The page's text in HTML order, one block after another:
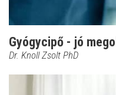
Gyógycipő - jó
Dr. Knoll Zsolt PhD